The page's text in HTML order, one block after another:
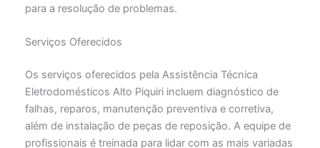
para a resolução de problemas.
Serviços Oferecidos
Os serviços oferecidos pela Assistência Técnica
Eletrodomésticos Alto Piquiri incluem diagnóstico de
falhas, reparos, manutenção preventiva e corretiva,
além de instalação de peças de reposição. A equipe de
profissionais é treinada para lidar com as mais variadas